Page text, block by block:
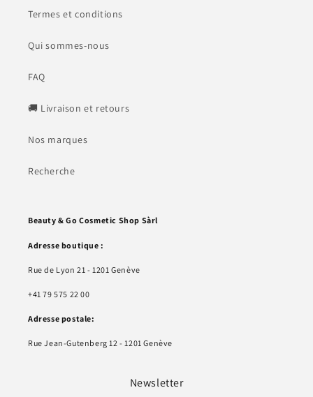
Termes et conditions
Qui sommes-nous
FAQ
🚚 Livraison et retours
Nos marques
Recherche
Beauty & Go Cosmetic Shop Sàrl
Adresse boutique :
Rue de Lyon 21 - 1201 Genève
+41 79 575 22 00
Adresse postale:
Rue Jean-Gutenberg 12 - 1201 Genève
Newsletter